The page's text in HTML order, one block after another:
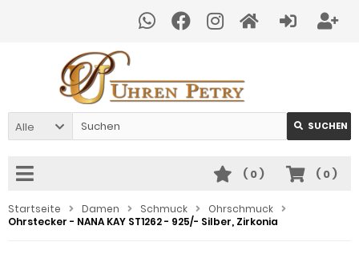
Alle SUCHEN
( 0)
( 0)
Startseite Damen Schmuck
Ohrschmuck
Ohrstecker - NANA KAY ST1262 - 925/- Silber, Zirkonia